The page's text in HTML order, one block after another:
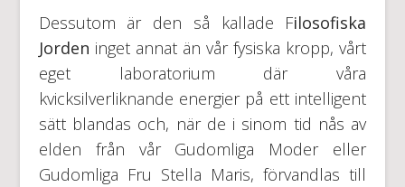
Dessutom är den så kallade Filosofiska
Jorden inget annat än vår fysiska kropp, vårt
eget laboratorium där våra
kvicksilverliknande energier på ett intelligent
sätt blandas och, när de i sinom tid nås av
elden från vår Gudomliga Moder eller
Gudomliga Fru Stella Maris, förvandlas till